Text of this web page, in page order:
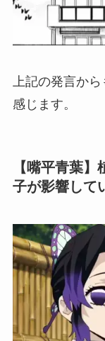
上記の発言か
感じます。
【嘴平青葉
子が影響して